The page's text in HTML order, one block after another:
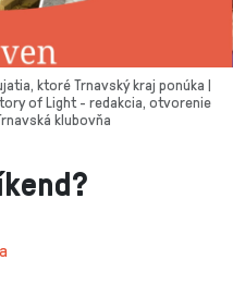
ktoré Trnavský kraj ponúka |
of Light - redakcia, otvorenie
klubovňa